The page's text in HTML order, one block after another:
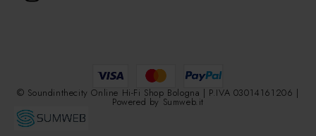
© Soundinthecity Online Hi-Fi Shop Bologna | P.IVA 03014161206 |
Powered by Sumweb.it